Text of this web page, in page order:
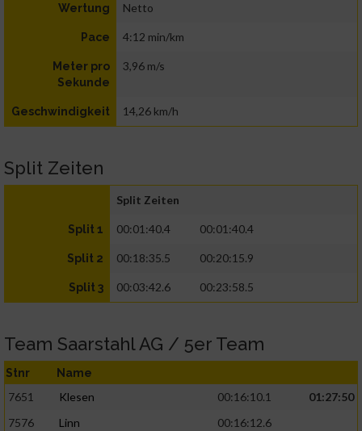
Wertung Netto
Pace 4:12 min/km
Meter pro
Sekunde
3,96 m/s
Geschwindigkeit 14,26 km/h
Split Zeiten
Split Zeiten
Split 1 00:01:40.4 00:01:40.4
Split 2 00:18:35.5 00:20:15.9
Split 3 00:03:42.6 00:23:58.5
Team Saarstahl AG / 5er Team
Stnr Name
7651 Klesen 00:16:10.1
01:27:50
7576
Linn
00:16:12.6